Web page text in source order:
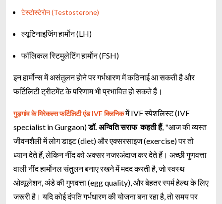
टेस्टोस्टेरोन (Testosterone)
ल्यूटिनाइजिंग हार्मोन (LH)
फॉलिकल स्टिमुलेटिंग हार्मोन (FSH)
इन हार्मोन्स में असंतुलन होने पर गर्भधारण में कठिनाई आ सकती है और
फर्टिलिटी ट्रीटमेंट के परिणाम भी प्रभावित हो सकते हैं।
गुड़गांव के मिरेकल्स फर्टिलिटी एंड IVF क्लिनिकमें IVF स्पेशलिस्ट (IVF
specialist in Gurgaon)डॉ. अन्विति सराफ कहती हैं, "आज की व्यस्त
जीवनशैली में लोग डाइट (diet) और एक्सरसाइज (exercise) पर तो
ध्यान देते हैं, लेकिन नींद को अक्सर नजरअंदाज कर देते हैं। अच्छी गुणवत्ता
वाली नींद हार्मोनल संतुलन बनाए रखने में मदद करती है, जो स्वस्थ
ओव्यूलेशन, अंडे की गुणवत्ता (egg quality), और बेहतर स्पर्म हेल्थ के लिए
जरूरी है। यदि कोई दंपति गर्भधारण की योजना बना रहा है, तो समय पर